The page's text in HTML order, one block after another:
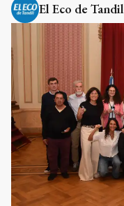
El Eco de Tandil